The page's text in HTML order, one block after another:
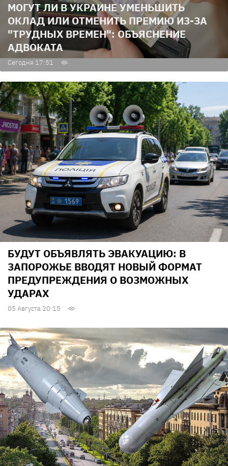
МОГУТ ЛИ В УКРАИНЕ УМЕНЬШИТЬ
ОКЛАД ИЛИ ОТМЕНИТЬ ПРЕМИЮ ИЗ-ЗА
"ТРУДНЫХ ВРЕМЕН": ОБЪЯСНЕНИЕ
АДВОКАТА
Сегодня 17:51
БУДУТ ОБЪЯВЛЯТЬ ЭВАКУАЦИЮ: В
ЗАПОРОЖЬЕ ВВОДЯТ НОВЫЙ ФОРМАТ
ПРЕДУПРЕЖДЕНИЯ О ВОЗМОЖНЫХ
УДАРАХ
05 Августа 20:15